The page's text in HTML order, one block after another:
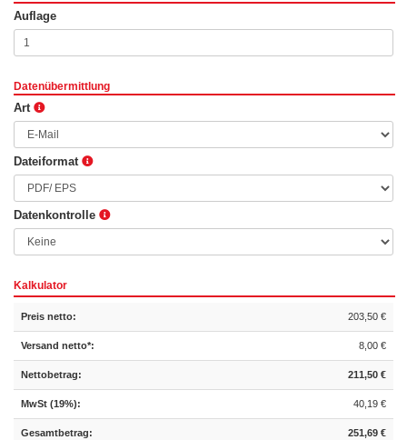
Auflage
Datenübermittlung
Art
Dateiformat
Datenkontrolle
Kalkulator
Preis netto: 203,50 €
Versand netto*: 8,00 €
Nettobetrag: 211,50 €
MwSt (19%): 40,19 €
Gesamtbetrag: 251,69 €